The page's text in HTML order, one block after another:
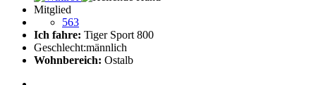
Mitglied
563
Ich fahre: Tiger Sport 800
Geschlecht:männlich
Wohnbereich: Ostalb